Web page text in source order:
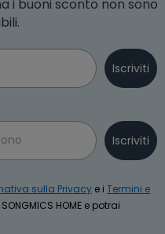
i buoni sconto non sono
Iscriviti
Iscriviti
sulla Privacy e i Termini e
HOME e potrai